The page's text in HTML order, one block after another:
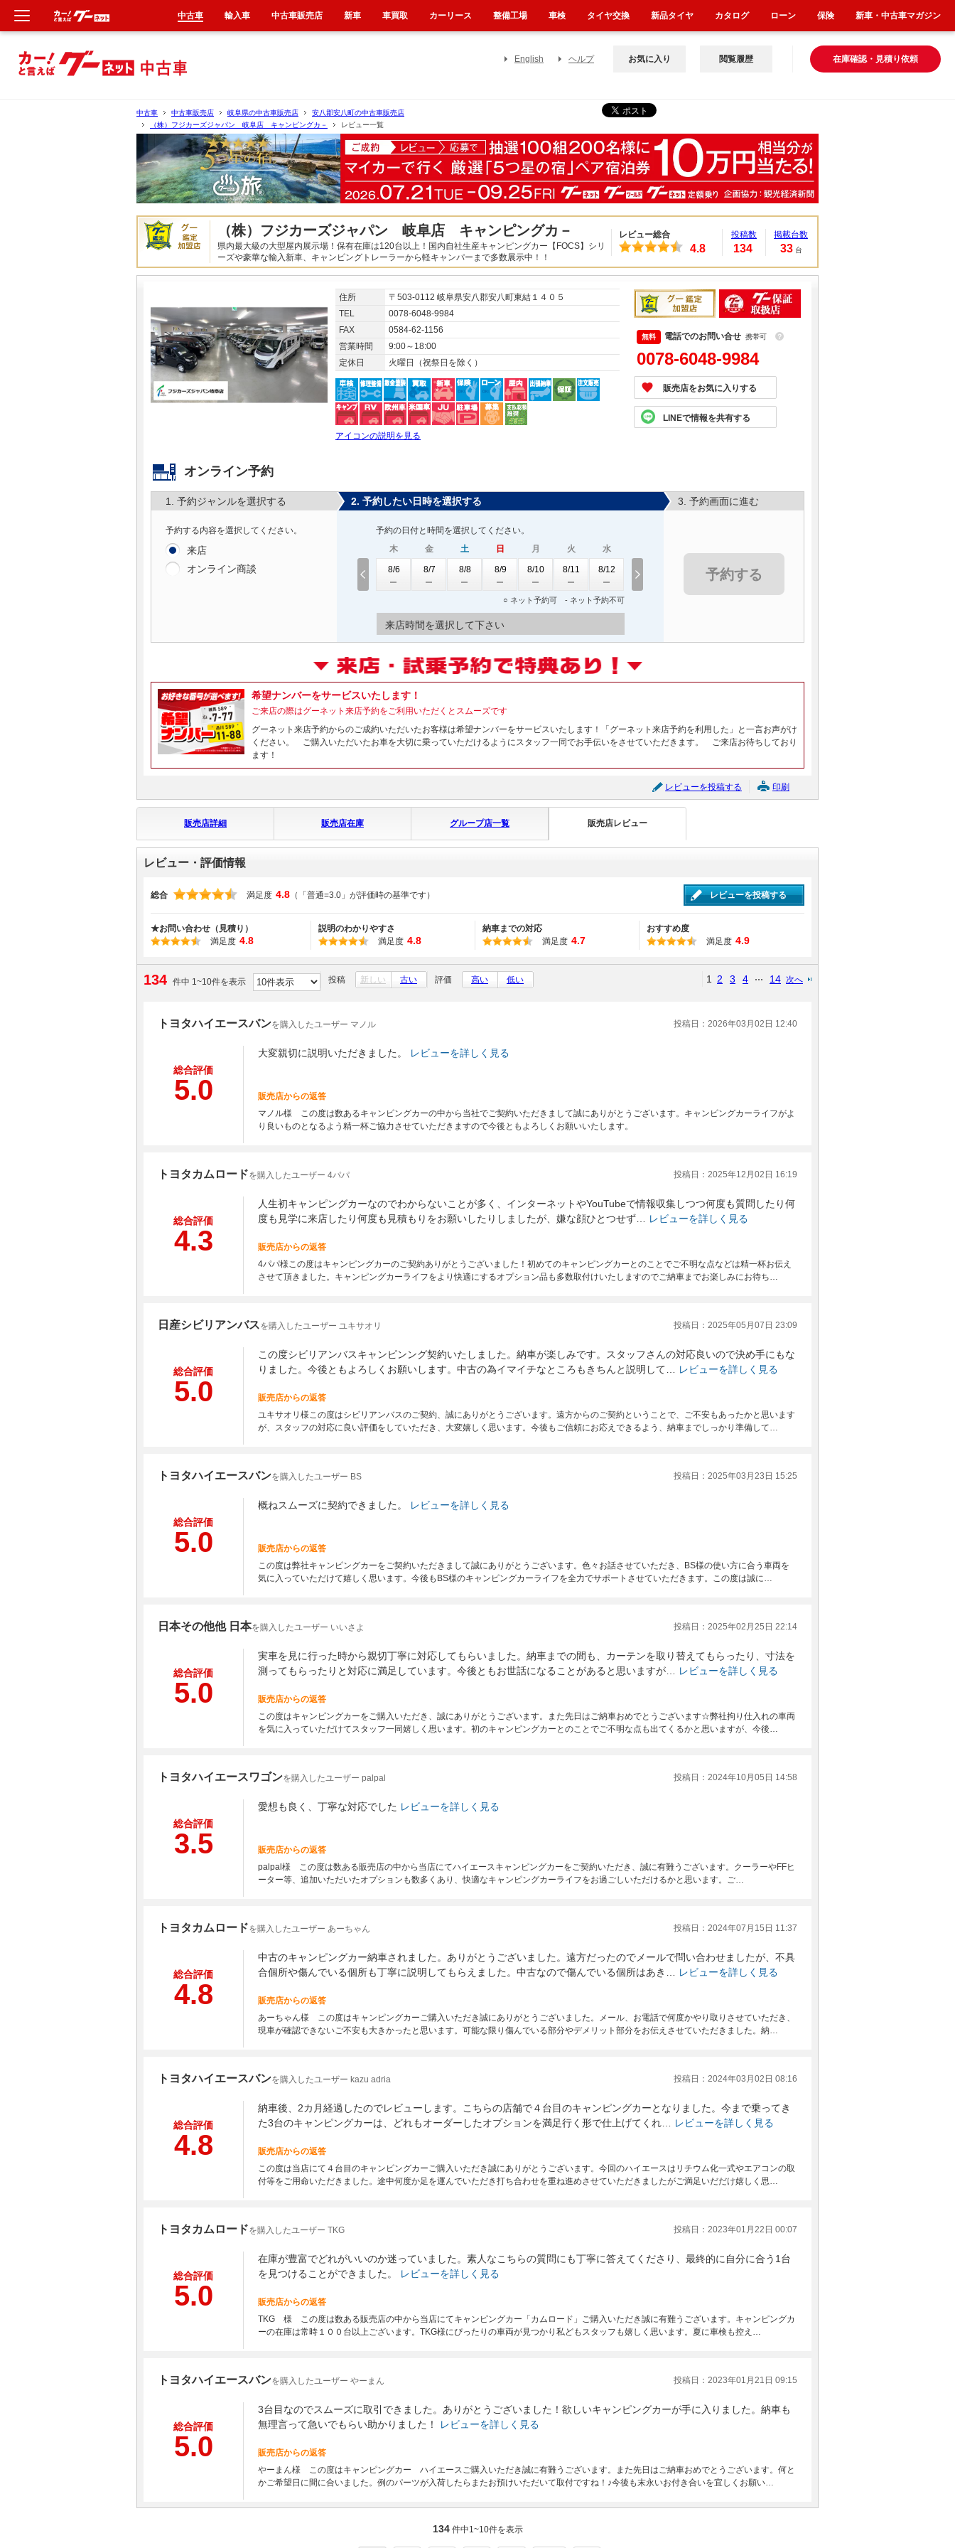
English ヘルプ 在庫確認・見積り依頼
お気に入り 閲覧履歴
中古車 中古車販売店 岐阜県の中古車販売店
安八郡安八町の中古車販売店
（株）フジカーズジャパン 岐阜店 キャンピングカ－
レビュー一覧
（株）フジカーズジャパン 岐阜店 キャンピングカ－
県内最大級の大型屋内展示場！保有在庫は120台以上！国内自社生産キャンピングカー【FOCS】シリ
ーズや豪華な輸入新車、キャンピングトレーラーから軽キャンパーまで多数展示中！！
レビュー総合
4.8
投稿数
134
掲載台数
33 台
住所
〒503-0112 岐阜県安八郡安八町東結１４０５
TEL
0078-6048-9984
FAX
0584-62-1156
営業時間
9:00～18:00
定休日
火曜日（祝祭日を除く）
アイコンの説明を見る
電話でのお問い合せ 携帯可 ？
0078-6048-9984
販売店をお気に入りする
LINEで情報を共有する
オンライン予約
1. 予約ジャンルを選択する
予約する内容を選択してください。
来店
オンライン商談
2. 予約したい日時を選択する
予約の日付と時間を選択してください。
木
8/6
金
8/7
土
8/8
日
8/9
月
8/10
火
8/11
水
8/12
○ ネット予約可 - ネット予約不可
来店時間を選択して下さい
3. 予約画面に進む
予約する
希望ナンバーをサービスいたします！
ご来店の際はグーネット来店予約をご利用いただくとスムーズです
グーネット来店予約からのご成約いただいたお客様は希望ナンバーをサービスいたします！「グーネット来店予約を利用した」と一言お声がけ
ください。 ご購入いただいたお車を大切に乗っていただけるようにスタッフ一同でお手伝いをさせていただきます。 ご来店お待ちしており
ます！
レビューを投稿する 印刷
販売店詳細 販売店在庫 グループ店一覧 販売店レビュー
レビュー・評価情報
総合 満足度 4.8 （「普通=3.0」が評価時の基準です） レビューを投稿する
★お問い合わせ（見積り）
満足度 4.8
説明のわかりやすさ
満足度 4.8
納車までの対応
満足度 4.7
おすすめ度
満足度 4.9
134 件中 1~10件を表示 投稿 新しい 古い 評価 高い 低い 1 2 3 4 14 次へ
トヨタハイエースバンを購入したユーザー マノル 投稿日：2026年03月02日 12:40
総合評価
5.0
大変親切に説明いただきました。 レビューを詳しく見る
販売店からの返答
マノル様 この度は数あるキャンピングカーの中から当社でご契約いただきまして誠にありがとうございます。キャンピングカーライフがよ
り良いものとなるよう精一杯ご協力させていただきますので今後ともよろしくお願いいたします。
トヨタカムロードを購入したユーザー 4パパ 投稿日：2025年12月02日 16:19
総合評価
4.3
人生初キャンピングカーなのでわからないことが多く、インターネットやYouTubeで情報収集しつつ何度も質問したり何
度も見学に来店したり何度も見積もりをお願いしたりしましたが、嫌な顔ひとつせず…
レビューを詳しく見る
販売店からの返答
4パパ様この度はキャンピングカーのご契約ありがとうございました！初めてのキャンピングカーとのことでご不明な点などは精一杯お伝え
させて頂きました。キャンピングカーライフをより快適にするオプション品も多数取付けいたしますのでご納車までお楽しみにお待ち…
日産シビリアンバスを購入したユーザー ユキサオリ 投稿日：2025年05月07日 23:09
総合評価
5.0
この度シビリアンバスキャンピンング契約いたしました。納車が楽しみです。スタッフさんの対応良いので決め手にもな
りました。今後ともよろしくお願いします。中古の為イマイチなところもきちんと説明して…
レビューを詳しく見る
販売店からの返答
ユキサオリ様この度はシビリアンバスのご契約、誠にありがとうございます。遠方からのご契約ということで、ご不安もあったかと思います
が、スタッフの対応に良い評価をしていただき、大変嬉しく思います。今後もご信頼にお応えできるよう、納車までしっかり準備して…
トヨタハイエースバンを購入したユーザー BS 投稿日：2025年03月23日 15:25
総合評価
5.0
概ねスムーズに契約できました。 レビューを詳しく見る
販売店からの返答
この度は弊社キャンピングカーをご契約いただきまして誠にありがとうございます。色々お話させていただき、BS様の使い方に合う車両を
気に入っていただけて嬉しく思います。今後もBS様のキャンピングカーライフを全力でサポートさせていただきます。この度は誠に…
日本その他他 日本を購入したユーザー いいさよ 投稿日：2025年02月25日 22:14
総合評価
5.0
実車を見に行った時から親切丁寧に対応してもらいました。納車までの間も、カーテンを取り替えてもらったり、寸法を
測ってもらったりと対応に満足しています。今後ともお世話になることがあると思いますが…
レビューを詳しく見る
販売店からの返答
この度はキャンピングカーをご購入いただき、誠にありがとうございます。また先日はご納車おめでとうございます☆弊社拘り仕入れの車両
を気に入っていただけてスタッフ一同嬉しく思います。初のキャンピングカーとのことでご不明な点も出てくるかと思いますが、今後…
トヨタハイエースワゴンを購入したユーザー palpal 投稿日：2024年10月05日 14:58
総合評価
3.5
愛想も良く、丁寧な対応でした レビューを詳しく見る
販売店からの返答
palpal様 この度は数ある販売店の中から当店にてハイエースキャンピングカーをご契約いただき、誠に有難うございます。クーラーやFFヒ
ーター等、追加いただいたオプションも数多くあり、快適なキャンピングカーライフをお過ごしいただけるかと思います。ご…
トヨタカムロードを購入したユーザー あーちゃん 投稿日：2024年07月15日 11:37
総合評価
4.8
中古のキャンピングカー納車されました。ありがとうございました。遠方だったのでメールで問い合わせましたが、不具
合個所や傷んでいる個所も丁寧に説明してもらえました。中古なので傷んでいる個所はあき…
レビューを詳しく見る
販売店からの返答
あーちゃん様 この度はキャンピングカーご購入いただき誠にありがとうございました。メール、お電話で何度かやり取りさせていただき、
現車が確認できないご不安も大きかったと思います。可能な限り傷んでいる部分やデメリット部分をお伝えさせていただきました。納…
トヨタハイエースバンを購入したユーザー kazu adria 投稿日：2024年03月02日 08:16
総合評価
4.8
納車後、2カ月経過したのでレビューします。こちらの店舗で４台目のキャンピングカーとなりました。今まで乗ってき
た3台のキャンピングカーは、どれもオーダーしたオプションを満足行く形で仕上げてくれ…
レビューを詳しく見る
販売店からの返答
この度は当店にて４台目のキャンピングカーご購入いただき誠にありがとうございます。今回のハイエースはリチウム化一式やエアコンの取
付等をご用命いただきました。途中何度か足を運んでいただき打ち合わせを重ね進めさせていただきましたがご満足いだだけ嬉しく思…
トヨタカムロードを購入したユーザー TKG 投稿日：2023年01月22日 00:07
総合評価
5.0
在庫が豊富でどれがいいのか迷っていました。素人なこちらの質問にも丁寧に答えてくださり、最終的に自分に合う1台
を見つけることができました。
レビューを詳しく見る
販売店からの返答
TKG 様 この度は数ある販売店の中から当店にてキャンピングカー「カムロード」ご購入いただき誠に有難うございます。キャンピングカ
ーの在庫は常時１００台以上ございます。TKG様にぴったりの車両が見つかり私どもスタッフも嬉しく思います。夏に車検も控え…
トヨタハイエースバンを購入したユーザー やーまん 投稿日：2023年01月21日 09:15
総合評価
5.0
3台目なのでスムーズに取引できました。ありがとうございました！欲しいキャンピングカーが手に入りました。納車も
無理言って急いでもらい助かりました！
レビューを詳しく見る
販売店からの返答
やーまん様 この度はキャンピングカー ハイエースご購入いただき誠に有難うございます。また先日はご納車おめでとうございます。何と
かご希望日に間に合いました。例のパーツが入荷したらまたお預けいただいて取付ですね！♪今後も末永いお付き合いを宜しくお願い…
134 件中1~10件を表示
中古車 輸入車 中古車販売店 新車 車買取 カーリース 整備工場 車検 タイヤ交換 新品タイヤ カタログ ローン 保険 新車・中古車マガジン
新車